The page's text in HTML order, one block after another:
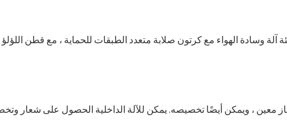
آلة وسادة الهواء مع كرتون صلابة متعدد الطبقات للحماية ، مع قطن